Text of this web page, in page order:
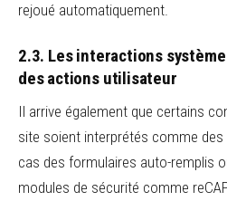
rejoué automatiquement.
2.3. Les interactions
des actions utilisateur
Il arrive également que certains
site soient interprétés comme des
cas des formulaires auto-remplis
modules de sécurité comme